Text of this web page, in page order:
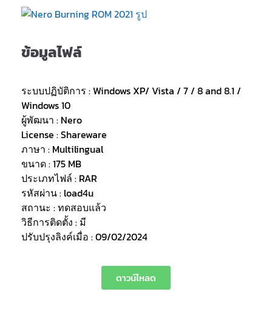
ข้อมูลไฟล์
ระบบปฏิบัติการ : Windows XP/ Vista / 7 / 8 and 8.1 /
Windows 10
ผู้พัฒนา : Nero
License : Shareware
ภาษา : Multilingual
ขนาด : 175 MB
ประเภทไฟล์ : RAR
รหัสผ่าน : load4u
สถานะ : ทดสอบแล้ว
วิธีการติดตั้ง : มี
ปรับปรุงลิงค์เมื่อ : 09/02/2024
ดาวน์โหลด